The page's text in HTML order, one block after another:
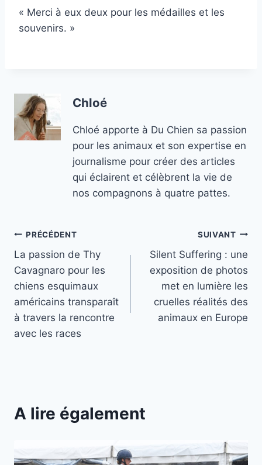
« Merci à eux deux pour les médailles et les
souvenirs. »
Chloé
Chloé apporte à Du Chien sa passion
pour les animaux et son expertise en
journalisme pour créer des articles
qui éclairent et célèbrent la vie de
nos compagnons à quatre pattes.
Navigation
de
l’article
PRÉCÉDENT
La passion de Thy
Cavagnaro pour les
chiens esquimaux
américains transparaît
à travers la rencontre
avec les races
SUIVANT
Silent Suffering : une
exposition de photos
met en lumière les
cruelles réalités des
animaux en Europe
A lire également